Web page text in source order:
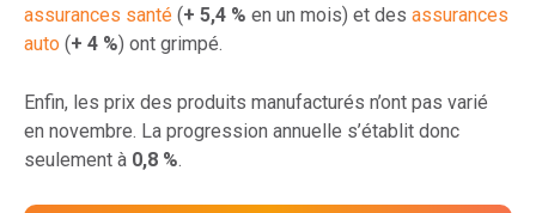
assurances santé (+ 5,4 % en un mois) et des assurances
auto (+ 4 %) ont grimpé.
Enfin, les prix des produits manufacturés n’ont pas varié
en novembre. La progression annuelle s’établit donc
seulement à 0,8 %.